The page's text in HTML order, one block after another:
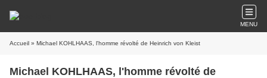
MENU
Accueil » Michael KOHLHAAS, l'homme révolté de Heinrich von Kleist
Michael KOHLHAAS, l'homme révolté de